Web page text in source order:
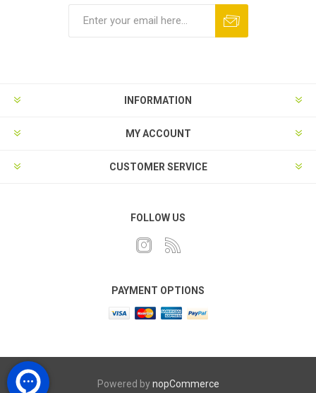
INFORMATION
MY ACCOUNT
CUSTOMER SERVICE
FOLLOW US
PAYMENT OPTIONS
Powered bynopCommerce